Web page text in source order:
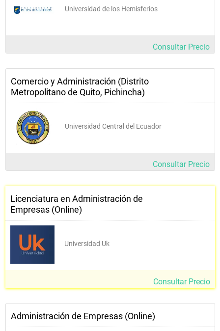
Universidad de los Hemisferios
Consultar Precio
Comercio y Administración (Distrito
Metropolitano de Quito, Pichincha)
Universidad Central del Ecuador
Consultar Precio
Licenciatura en Administración de
Empresas (Online)
Universidad Uk
Consultar Precio
Administración de Empresas (Online)